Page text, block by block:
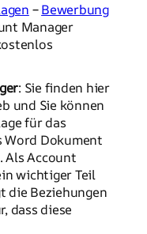
–Bewerbung
Manager
: Sie finden hier
und Sie können
für das
Word Dokument
Als Account
wichtiger Teil
die Beziehungen
dass diese